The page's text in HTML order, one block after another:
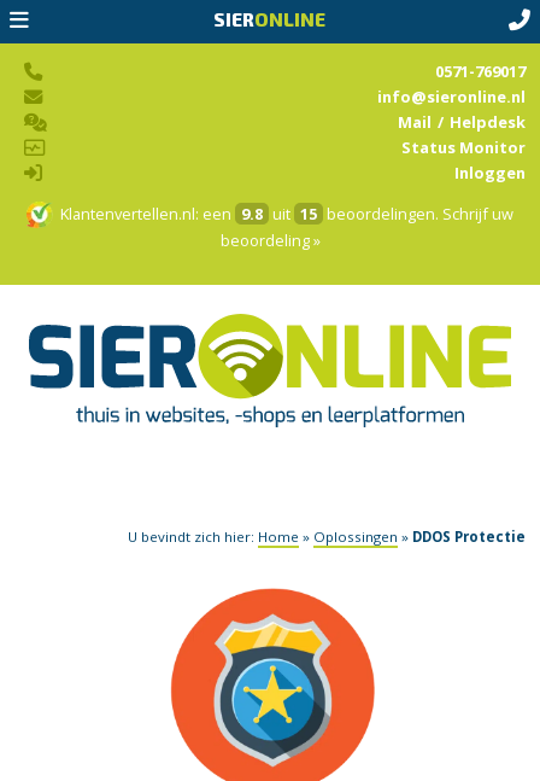
SIERONLINE
Klantenvertellen.nl: een 9.8 uit 15 beoordelingen. Schrijf uw
beoordeling »
0571-769017
info@sieronline.nl
Mail / Helpdesk
Status Monitor
Inloggen
U bevindt zich hier: Home » Oplossingen » DDOS Protectie